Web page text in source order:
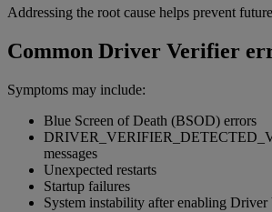
Addressing the root cause helps prevent
Common Driver Verifier
Symptoms may include:
Blue Screen of Death (BSOD) errors
messages
Unexpected restarts
Startup failures
System instability after enabling Driver